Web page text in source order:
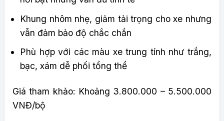
Khung nhôm nhẹ, giảm tải trọng cho xe nhưng
vẫn đảm bảo độ chắc chắn
Phù hợp với các màu xe trung tính như trắng,
bạc, xám dễ phối tổng thể
Giá tham khảo: Khoảng 3.800.000 – 5.500.000
VNĐ/bộ